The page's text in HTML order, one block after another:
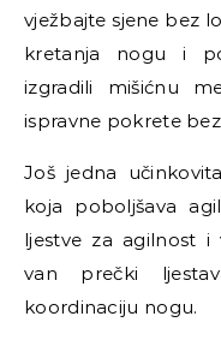
vježbajte sjene bez
kretanja nogu i
izgradili mišićnu
ispravne pokrete
Još jedna
koja poboljšava
ljestve za agilnost
van prečki
koordinaciju nogu.